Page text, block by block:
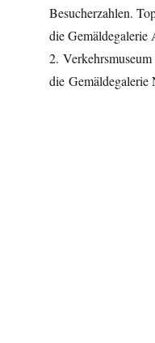
Besucherzahlen.
die Gemäldegalerie
2.
die